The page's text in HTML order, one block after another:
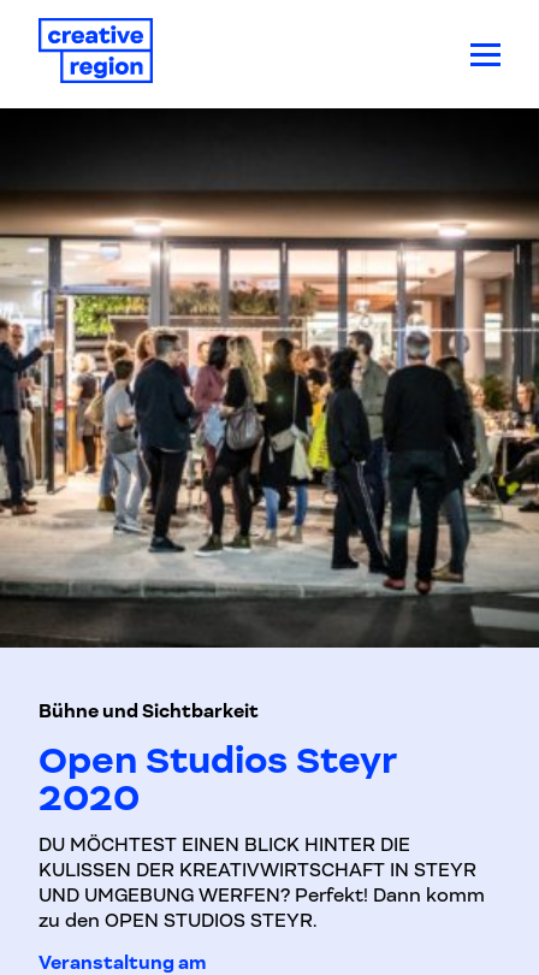
Bühne und Sichtbarkeit
Open Studios Steyr
2020
DU MÖCHTEST EINEN BLICK HINTER DIE
KULISSEN DER KREATIVWIRTSCHAFT IN STEYR
UND UMGEBUNG WERFEN? Perfekt! Dann komm
zu den OPEN STUDIOS STEYR.
Veranstaltung am